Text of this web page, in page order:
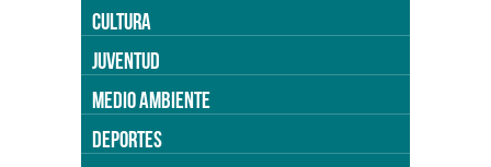
CULTURA
JUVENTUD
MEDIO AMBIENTE
DEPORTES